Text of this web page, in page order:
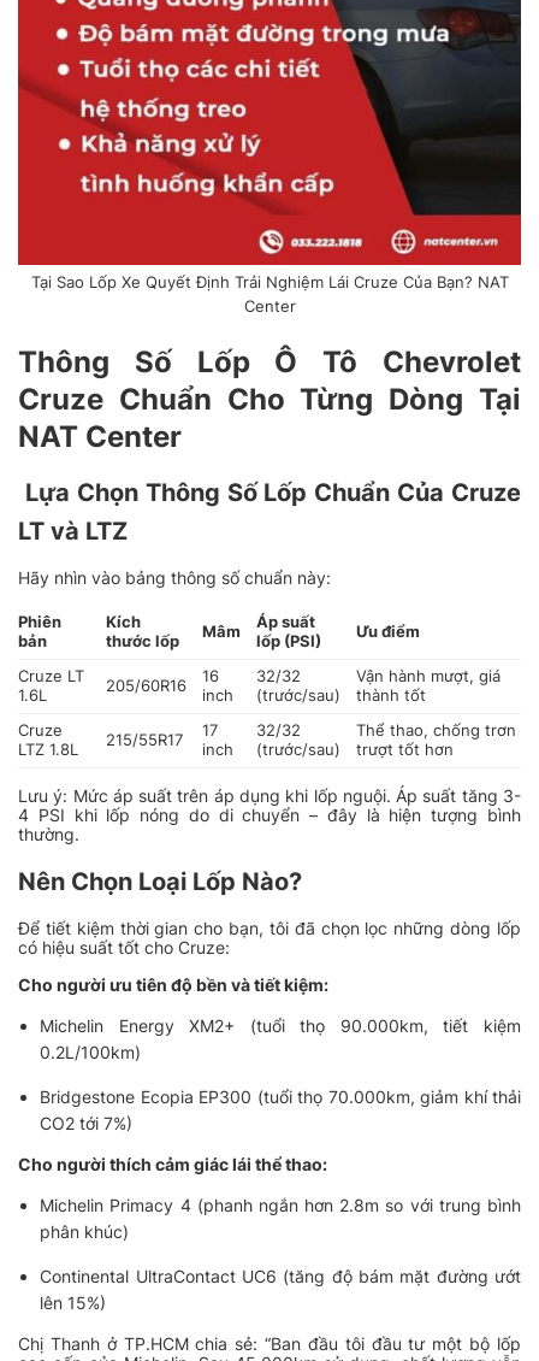
Tại Sao Lốp Xe Quyết Định Trải Nghiệm Lái Cruze Của Bạn? NAT
Center
Thông Số Lốp Ô Tô Chevrolet
Cruze Chuẩn Cho Từng Dòng Tại
NAT Center
Lựa Chọn Thông Số Lốp Chuẩn Của Cruze
LT và LTZ
Hãy nhìn vào bảng thông số chuẩn này:
Phiên
bản
Kích
thước lốp
Mâm
Áp suất
lốp (PSI)
Ưu điểm
Cruze LT
1.6L
205/60R16
16
inch
32/32
(trước/sau)
Vận hành mượt, giá
thành tốt
Cruze
LTZ 1.8L
215/55R17
17
inch
32/32
(trước/sau)
Thể thao, chống trơn
trượt tốt hơn
Lưu ý: Mức áp suất trên áp dụng khi lốp nguội. Áp suất tăng 3-
4 PSI khi lốp nóng do di chuyển – đây là hiện tượng bình
thường.
Nên Chọn Loại Lốp Nào?
Để tiết kiệm thời gian cho bạn, tôi đã chọn lọc những dòng lốp
có hiệu suất tốt cho Cruze:
Cho người ưu tiên độ bền và tiết kiệm:
Michelin Energy XM2+ (tuổi thọ 90.000km, tiết kiệm
0.2L/100km)
Bridgestone Ecopia EP300 (tuổi thọ 70.000km, giảm khí thải
CO2 tới 7%)
Cho người thích cảm giác lái thể thao:
Michelin Primacy 4 (phanh ngắn hơn 2.8m so với trung bình
phân khúc)
Continental UltraContact UC6 (tăng độ bám mặt đường ướt
lên 15%)
Chị Thanh ở TP.HCM chia sẻ:“Ban đầu tôi đầu tư một bộ lốp